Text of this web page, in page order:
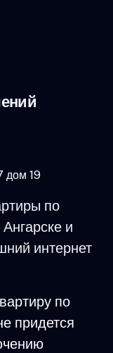
дом 19
по
и
интернет
по
придется